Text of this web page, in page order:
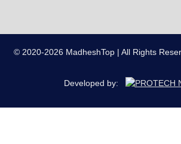
© 2020-2026 MadheshTop | All Rights
Developed by: